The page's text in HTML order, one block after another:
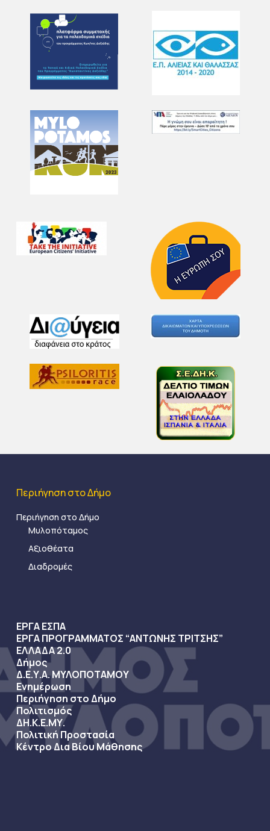
Περιήγηση στο Δήμο
Περιήγηση στο Δήμο
Μυλοπόταμος
Αξιοθέατα
Διαδρομές
ΕΡΓΑ ΕΣΠΑ
ΕΡΓΑ ΠΡΟΓΡΑΜΜΑΤΟΣ “ΑΝΤΩΝΗΣ ΤΡΙΤΣΗΣ”
ΕΛΛΑΔΑ 2.0
Δήμος
Δ.Ε.Υ.Α. ΜΥΛΟΠΟΤΑΜΟΥ
Ενημέρωση
Περιήγηση στο Δήμο
Πολιτισμός
ΔΗ.Κ.Ε.ΜΥ.
Πολιτική Προστασία
Κέντρο Δια Βίου Μάθησης